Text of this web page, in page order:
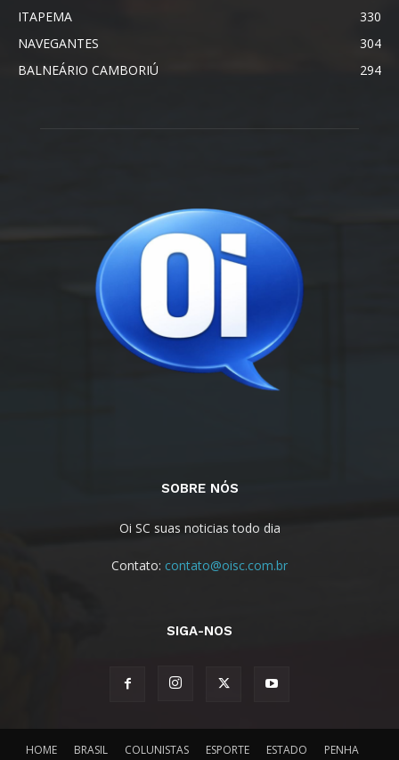
ITAPEMA
330
NAVEGANTES
304
BALNEÁRIO CAMBORIÚ
294
SOBRE NÓS
Oi SC suas noticias todo dia
Contato: contato@oisc.com.br
SIGA-NOS
HOME BRASIL COLUNISTAS ESPORTE ESTADO PENHA